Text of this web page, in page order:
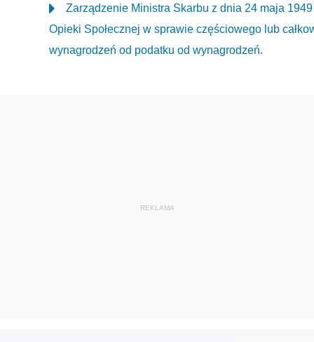
Zarządzenie Ministra Skarbu z dnia 24 maja
Opieki Społecznej w sprawie częściowego lub
wynagrodzeń od podatku od wynagrodzeń.